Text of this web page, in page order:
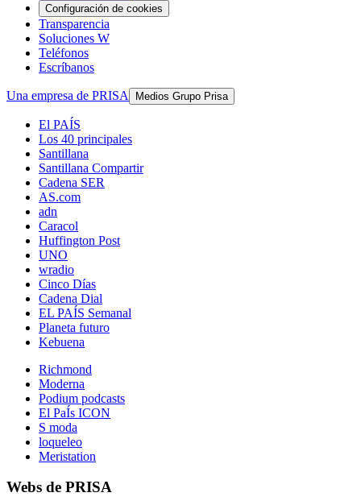
Configuración de cookies
Transparencia
Soluciones W
Teléfonos
Escríbanos
Una empresa de PRISA Medios Grupo Prisa
El PAÍS
Los 40 principales
Santillana
Santillana Compartir
Cadena SER
AS.com
adn
Caracol
Huffington Post
UNO
wradio
Cinco Días
Cadena Dial
EL PAÍS Semanal
Planeta futuro
Kebuena
Richmond
Moderna
Podium podcasts
El PaÍs ICON
S moda
loqueleo
Meristation
Webs de PRISA